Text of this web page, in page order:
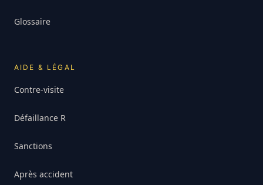
Glossaire
AIDE & LÉGAL
Contre-visite
Défaillance R
Sanctions
Après accident